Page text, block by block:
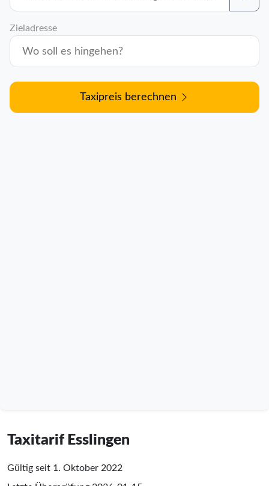
Zieladresse
Taxipreis berechnen
Taxitarif Esslingen
Gültig seit 1. Oktober 2022